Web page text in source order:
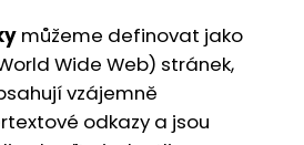
můžeme definovat jako
Wide Web) stránek,
vzájemně
odkazy a jsou